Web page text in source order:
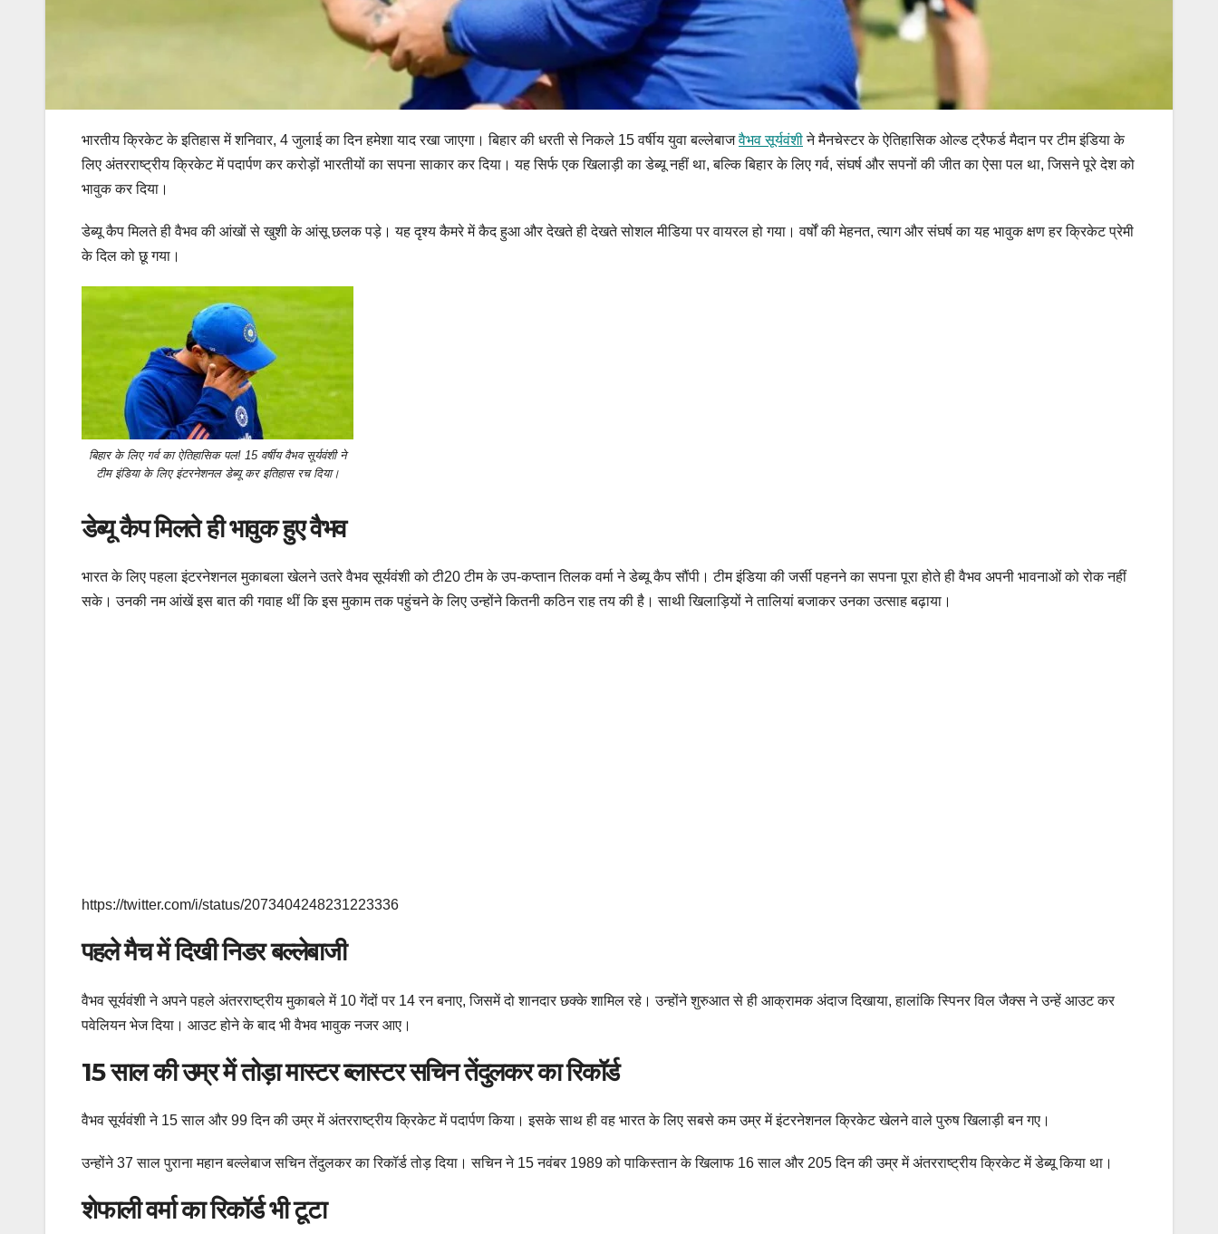
भारतीय क्रिकेट के इतिहास में शनिवार, 4 जुलाई का दिन हमेशा याद रखा जाएगा। बिहार की धरती से निकले 15 वर्षीय युवा बल्लेबाजवैभव सूर्यवंशीने मैनचेस्टर के ऐतिहासिक ओल्ड ट्रैफर्ड मैदान पर टीम इंडिया के
लिए अंतरराष्ट्रीय क्रिकेट में पदार्पण कर करोड़ों भारतीयों का सपना साकार कर दिया। यह सिर्फ एक खिलाड़ी का डेब्यू नहीं था, बल्कि बिहार के लिए गर्व, संघर्ष और सपनों की जीत का ऐसा पल था, जिसने पूरे देश को
भावुक कर दिया।
डेब्यू कैप मिलते ही वैभव की आंखों से खुशी के आंसू छलक पड़े। यह दृश्य कैमरे में कैद हुआ और देखते ही देखते सोशल मीडिया पर वायरल हो गया। वर्षों की मेहनत, त्याग और संघर्ष का यह भावुक क्षण हर क्रिकेट प्रेमी
के दिल को छू गया।
बिहार के लिए गर्व का ऐतिहासिक पल! 15 वर्षीय वैभव सूर्यवंशी ने
टीम इंडिया के लिए इंटरनेशनल डेब्यू कर इतिहास रच दिया।
डेब्यू कैप मिलते ही भावुक हुए वैभव
भारत के लिए पहला इंटरनेशनल मुकाबला खेलने उतरे वैभव सूर्यवंशी को टी20 टीम के उप-कप्तान तिलक वर्मा ने डेब्यू कैप सौंपी। टीम इंडिया की जर्सी पहनने का सपना पूरा होते ही वैभव अपनी भावनाओं को रोक नहीं
सके। उनकी नम आंखें इस बात की गवाह थीं कि इस मुकाम तक पहुंचने के लिए उन्होंने कितनी कठिन राह तय की है। साथी खिलाड़ियों ने तालियां बजाकर उनका उत्साह बढ़ाया।
https://twitter.com/i/status/2073404248231223336
पहले मैच में दिखी निडर बल्लेबाजी
वैभव सूर्यवंशी ने अपने पहले अंतरराष्ट्रीय मुकाबले में 10 गेंदों पर 14 रन बनाए, जिसमें दो शानदार छक्के शामिल रहे। उन्होंने शुरुआत से ही आक्रामक अंदाज दिखाया, हालांकि स्पिनर विल जैक्स ने उन्हें आउट कर
पवेलियन भेज दिया। आउट होने के बाद भी वैभव भावुक नजर आए।
15 साल की उम्र में तोड़ा मास्टर ब्लास्टर सचिन तेंदुलकर का रिकॉर्ड
वैभव सूर्यवंशी ने 15 साल और 99 दिन की उम्र में अंतरराष्ट्रीय क्रिकेट में पदार्पण किया। इसके साथ ही वह भारत के लिए सबसे कम उम्र में इंटरनेशनल क्रिकेट खेलने वाले पुरुष खिलाड़ी बन गए।
उन्होंने 37 साल पुराना महान बल्लेबाज सचिन तेंदुलकर का रिकॉर्ड तोड़ दिया। सचिन ने 15 नवंबर 1989 को पाकिस्तान के खिलाफ 16 साल और 205 दिन की उम्र में अंतरराष्ट्रीय क्रिकेट में डेब्यू किया था।
शेफाली वर्मा का रिकॉर्ड भी टूटा